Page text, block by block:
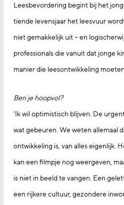
Leesbevordering begint bij het
tiende levensjaar het leesvuur
niet gemakkelijk uit – en
professionals die vanuit dat jonge
manier die leesontwikkeling
Ben je hoopvol?
‘Ik wil optimistisch blijven. De
wat gebeuren. We weten allemaal
ontwikkeling is, van alles eigenlijk.
kan een filmpje nog weergeven,
is niet in beeld te vangen. Een
een rijkere cultuur, gezondere